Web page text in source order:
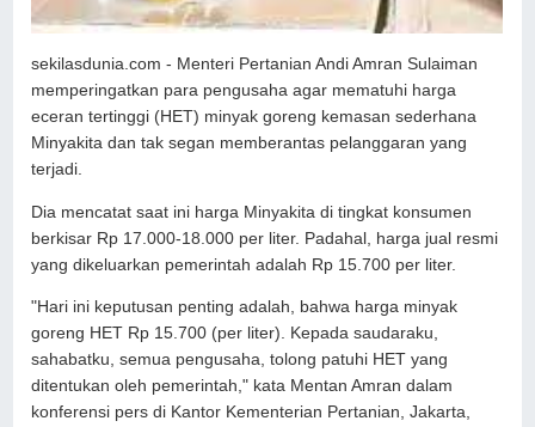
sekilasdunia.com - Menteri Pertanian Andi Amran Sulaiman
memperingatkan para pengusaha agar mematuhi harga
eceran tertinggi (HET) minyak goreng kemasan sederhana
Minyakita dan tak segan memberantas pelanggaran yang
terjadi.
Dia mencatat saat ini harga Minyakita di tingkat konsumen
berkisar Rp 17.000-18.000 per liter. Padahal, harga jual resmi
yang dikeluarkan pemerintah adalah Rp 15.700 per liter.
"Hari ini keputusan penting adalah, bahwa harga minyak
goreng HET Rp 15.700 (per liter). Kepada saudaraku,
sahabatku, semua pengusaha, tolong patuhi HET yang
ditentukan oleh pemerintah," kata Mentan Amran dalam
konferensi pers di Kantor Kementerian Pertanian, Jakarta,